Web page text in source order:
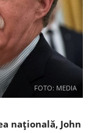
FOTO: MEDIA
națională, John